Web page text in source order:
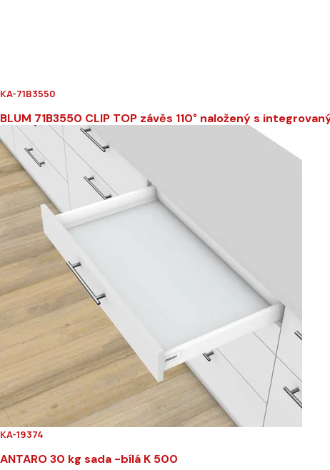
KA-71B3550
BLUM 71B3550 CLIP TOP závěs 110° naložený s
KA-19374
ANTARO 30 kg sada -bílá K 500